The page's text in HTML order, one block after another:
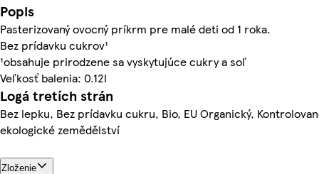
Popis
Pasterizovaný ovocný príkrm pre malé deti od 1 roka.
Bez prídavku cukrov¹
¹obsahuje prirodzene sa vyskytujúce cukry a soľ
Veľkosť balenia: 0.12l
Logá tretích strán
Bez lepku, Bez prídavku cukru, Bio, EU Organický,
ekologické zemědělství
Zloženie